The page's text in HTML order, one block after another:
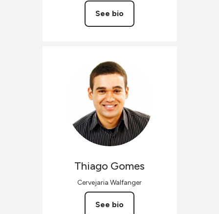
See bio
Thiago Gomes
Cervejaria Walfanger
See bio